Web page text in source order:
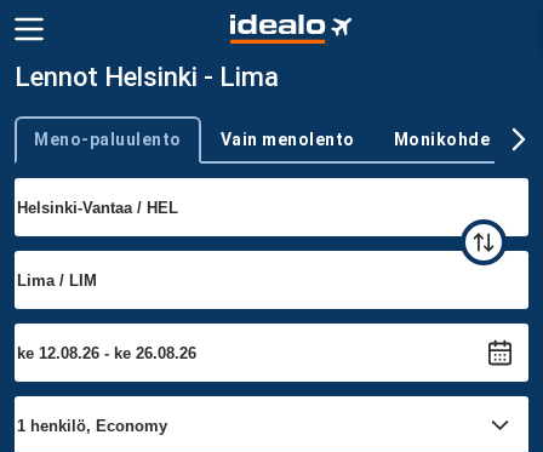
Lennot Helsinki - Lima
Trip type
Meno-paluulento Vain menolento Monikohde